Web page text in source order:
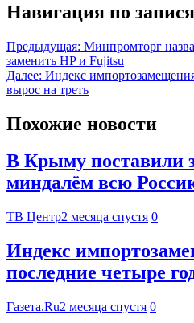
Навигация по
Предыдущая: Минпромторг
заменить HP и Fujitsu
Далее: Индекс
вырос на треть
Похожие новости
В Крыму поставили
миндалём всю
ТВ Центр2 месяца спустя 0
Индекс
последние четыре
Газета.Ru2 месяца спустя 0